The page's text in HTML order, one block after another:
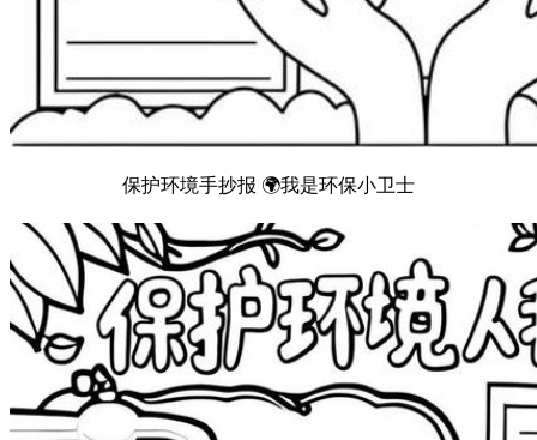
保护环境手抄报 🌍我是环保小卫士